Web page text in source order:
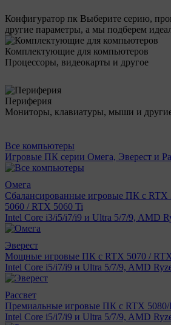
Конфигуратор пк Выберите серию,
другие параметры, а мы подберем
Комплектующие для компьютеров
Процессоры, видеокарты и другое
Периферия
Мониторы, клавиатуры, мыши и
Все компьютеры
Игровые ПК серии Омега, Эверест и
Омега
Сбалансированные игровые ПК с RTX
5060 / RTX 5060 Ti
Intel Core i3/i5/i7/i9 и Ultra 5/7/9, AMD
Эверест
Мощные игровые ПК с RTX 5070 /
Intel Core i5/i7/i9 и Ultra 5/7/9, AMD
Рассвет
Премиальные игровые ПК с RTX
Intel Core i5/i7/i9 и Ultra 5/7/9, AMD